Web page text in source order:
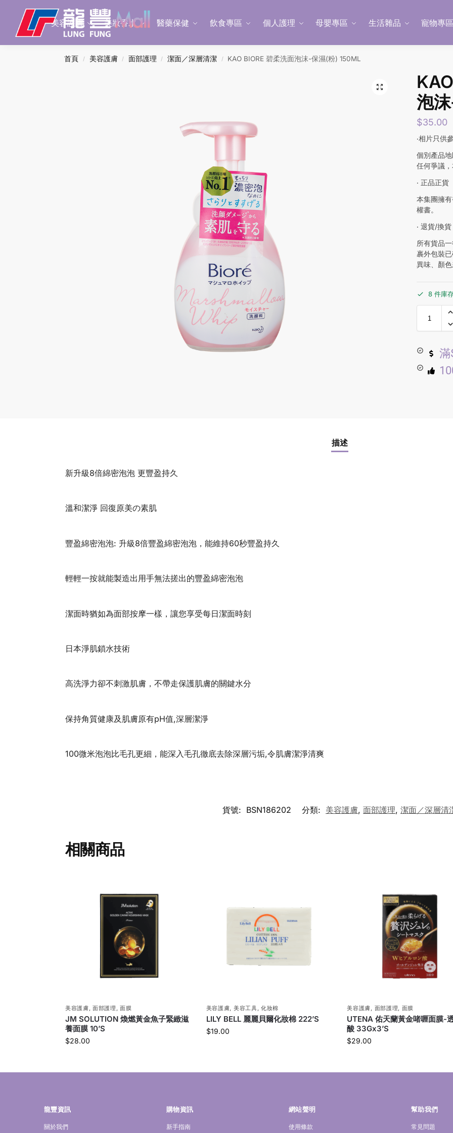
美容護膚 美妝香水 醫藥保健 飲食專區 個人護理 母嬰專區 生活雜品 寵物專
Search
首頁 / 美容護膚 / 面部護理 / 潔面／深層清潔 / KAO BIORE 碧柔洗面泡沫-保濕(粉) 150ML
泡
$35.00
‧相片只供
個別產品
任何爭議
‧ 正品正貨
本集團擁
權書。
‧ 退貨/換貨
所有貨品
裹外包裝
異味、顏
8 件庫
滿
描述
新升級8倍綿密泡泡 更豐盈持久
溫和潔淨 回復原美の素肌
豐盈綿密泡泡: 升級8倍豐盈綿密泡泡，能維持60秒豐盈持久
輕輕一按就能製造出用手無法搓出的豐盈綿密泡泡
潔面時猶如為面部按摩一樣，讓您享受每日潔面時刻
日本淨肌鎖水技術
高洗淨力卻不刺激肌膚，不帶走保護肌膚的關鍵水分
保持角質健康及肌膚原有pH值,深層潔​​淨
100微米泡泡比毛孔更細，能深入毛孔徹底去除深層污垢,令肌膚潔淨清爽
貨號: BSN186202 分類: 美容護膚, 面部護理, 潔面／深層清
相關商品
美容護膚,面部護理 ,面膜
JM SOLUTION 煥燃黃金魚子緊緻滋
養面膜 10’S
$28.00
美容護膚, 美容工具,化妝棉
LILY BELL 麗麗貝爾化妝棉 222’S
$19.00
美容護膚, 面部護理, 面膜
UTENA 佑天蘭黃金啫喱面膜-
酸 33Gx3’S
$29.00
龍豐資訊
關於我們
購物資訊
新手指南
網站聲明
使用條款
幫助我們
常見問題